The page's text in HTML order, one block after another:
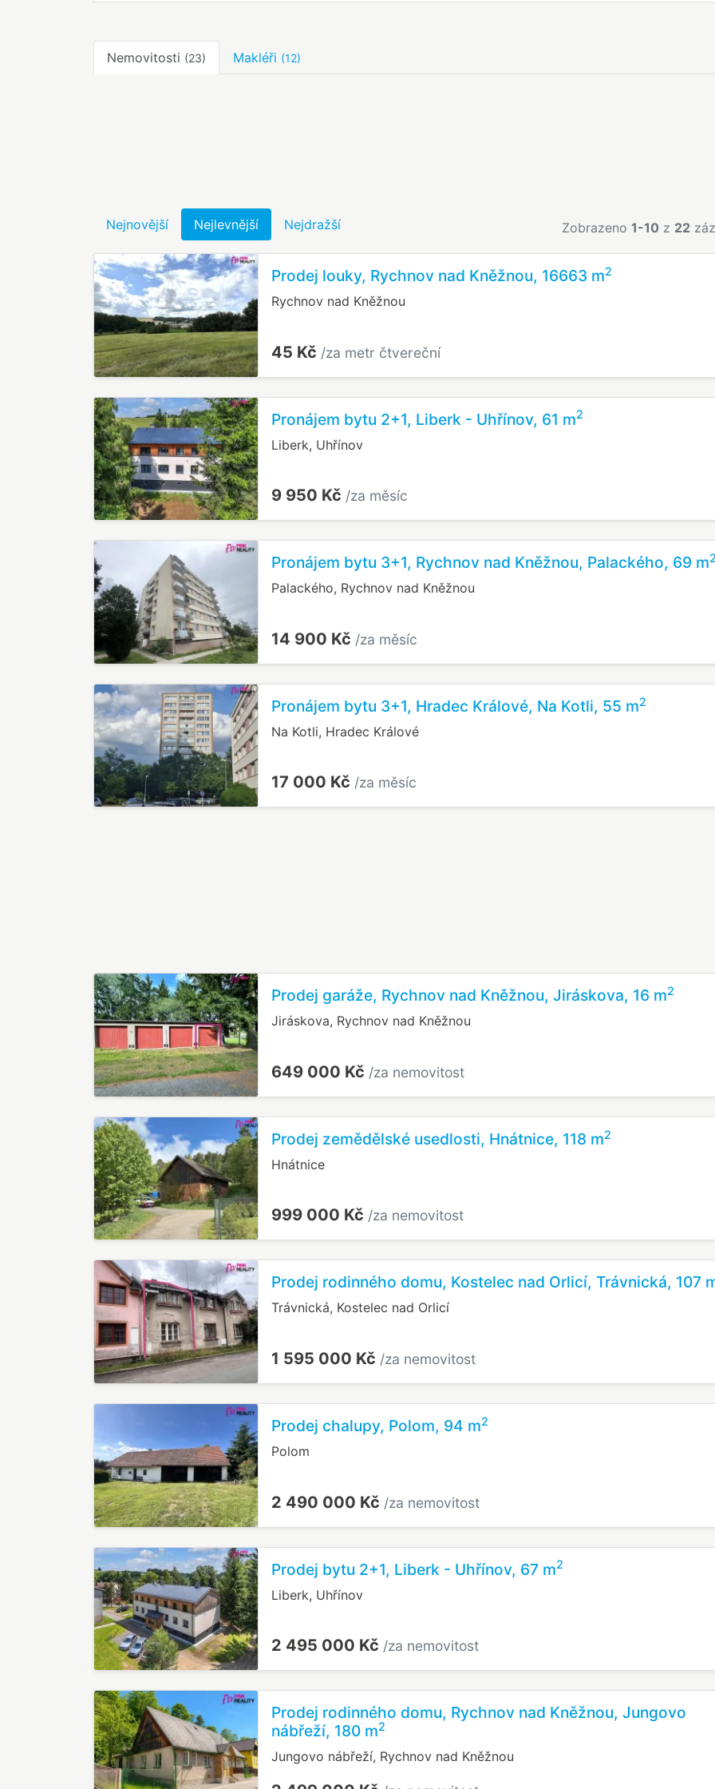
Nemovitosti (23) Makléři (12)
Nejnovější Nejlevnější Nejdražší Zobrazeno 1-10 z 22
Prodej louky, Rychnov nad Kněžnou, 16663 m2
Rychnov nad Kněžnou
45 Kč /za metr čtvereční
Pronájem bytu 2+1, Liberk - Uhřínov, 61 m2
Liberk, Uhřínov
9 950 Kč /za měsíc
Pronájem bytu 3+1, Rychnov nad Kněžnou, Palackého, 69 m
Palackého, Rychnov nad Kněžnou
14 900 Kč /za měsíc
Pronájem bytu 3+1, Hradec Králové, Na Kotli, 55 m2
Na Kotli, Hradec Králové
17 000 Kč /za měsíc
Prodej garáže, Rychnov nad Kněžnou, Jiráskova, 16 m2
Jiráskova, Rychnov nad Kněžnou
649 000 Kč /za nemovitost
Prodej zemědělské usedlosti, Hnátnice, 118 m2
Hnátnice
999 000 Kč /za nemovitost
Prodej rodinného domu, Kostelec nad Orlicí, Trávnická, 107
Trávnická, Kostelec nad Orlicí
1 595 000 Kč /za nemovitost
Prodej chalupy, Polom, 94 m2
Polom
2 490 000 Kč /za nemovitost
Prodej bytu 2+1, Liberk - Uhřínov, 67 m2
Liberk, Uhřínov
2 495 000 Kč /za nemovitost
Prodej rodinného domu, Rychnov nad Kněžnou, Jungovo
nábřeží, 180 m2
Jungovo nábřeží, Rychnov nad Kněžnou